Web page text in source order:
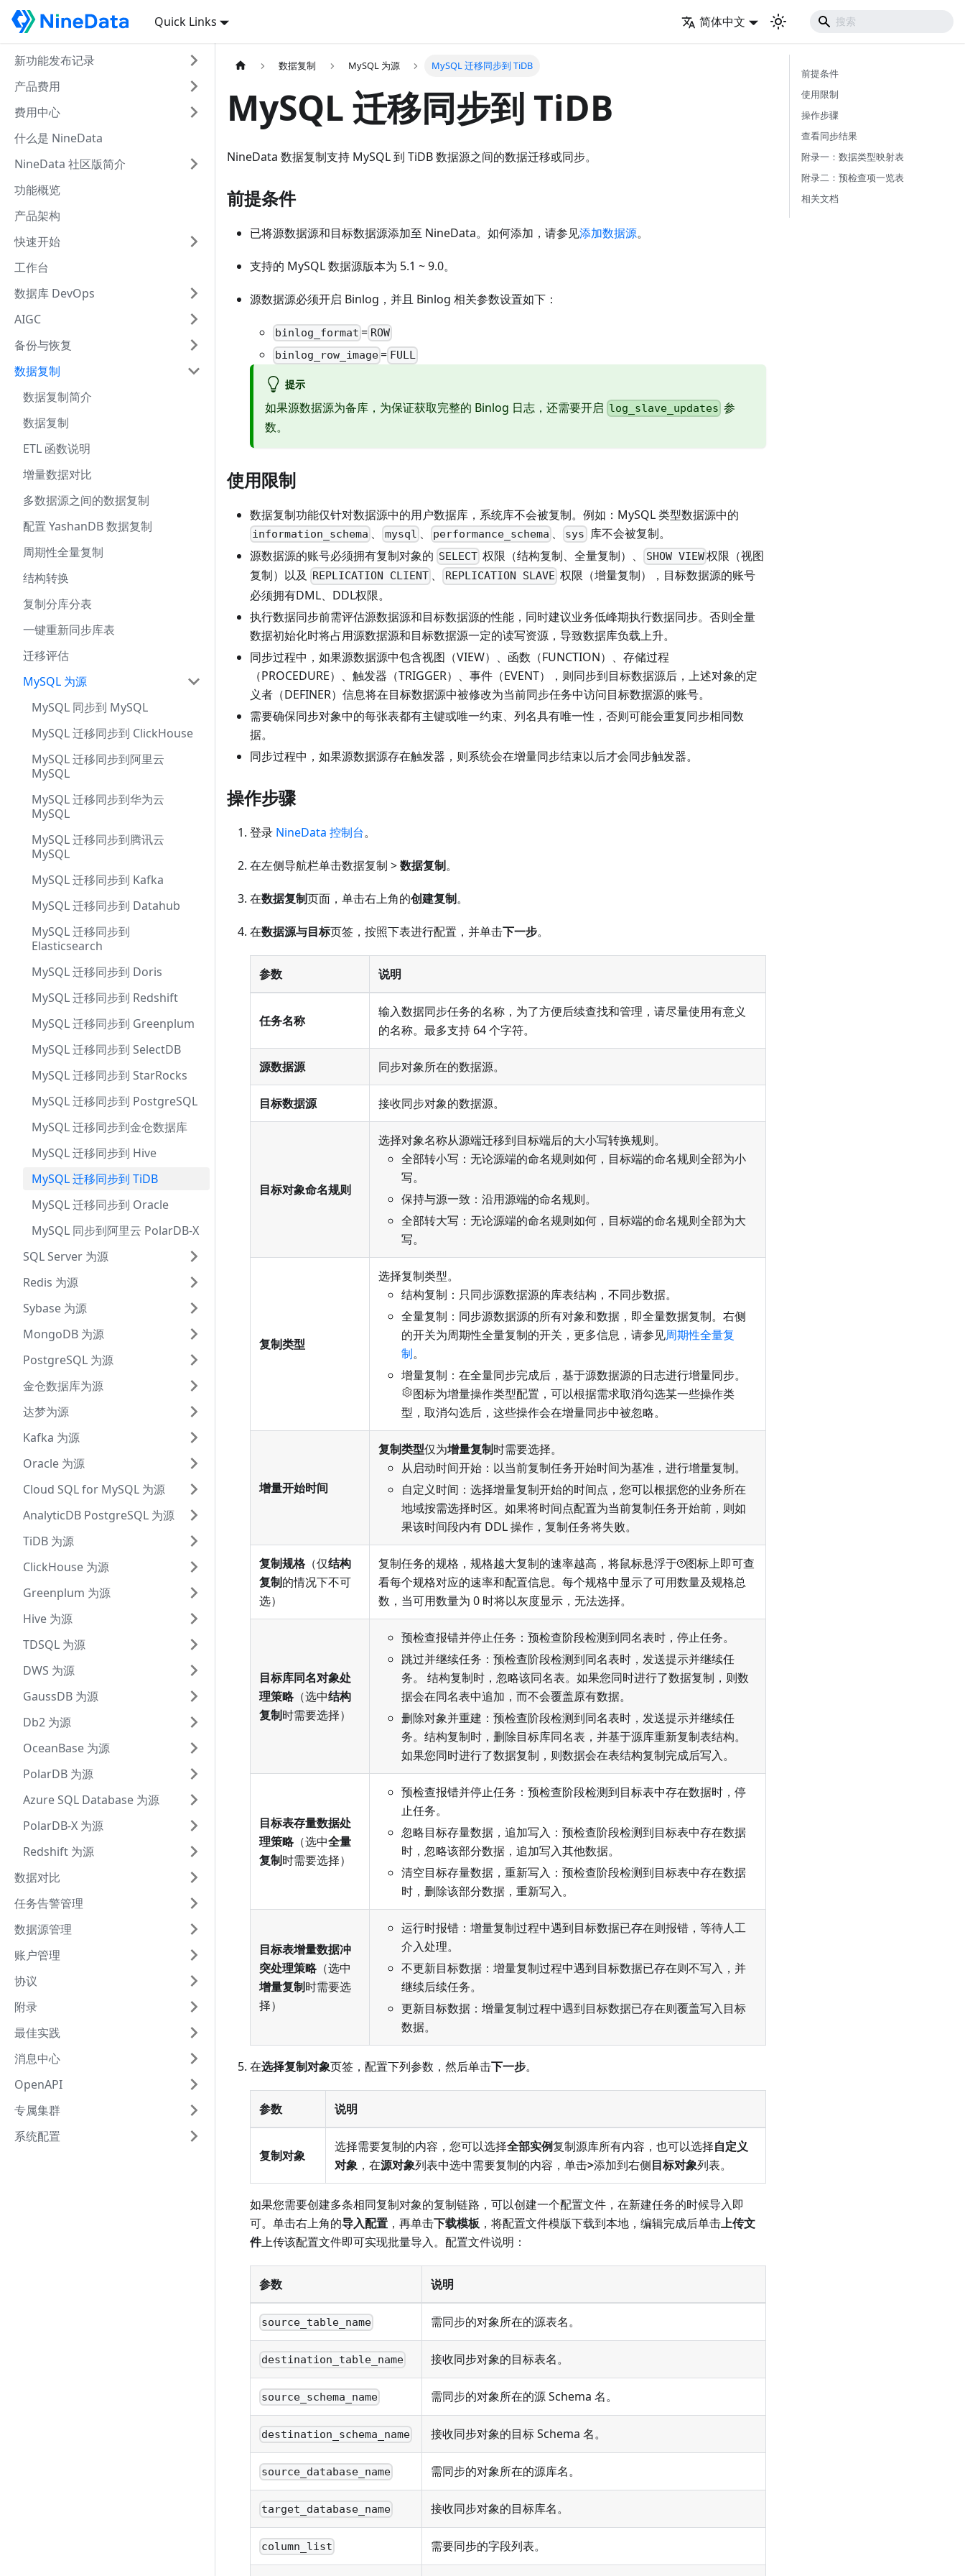
Quick Links 简体中文
新功能发布记录
产品费用
费用中心
什么是 NineData
NineData 社区版简介
功能概览
产品架构
快速开始
工作台
数据库 DevOps
AIGC
备份与恢复
数据复制
数据复制简介
数据复制
ETL 函数说明
增量数据对比
多数据源之间的数据复制
配置 YashanDB 数据复制
周期性全量复制
结构转换
复制分库分表
一键重新同步库表
迁移评估
MySQL 为源
MySQL 同步到 MySQL
MySQL 迁移同步到 ClickHouse
MySQL 迁移同步到阿里云
MySQL
MySQL 迁移同步到华为云
MySQL
MySQL 迁移同步到腾讯云
MySQL
MySQL 迁移同步到 Kafka
MySQL 迁移同步到 Datahub
MySQL 迁移同步到
Elasticsearch
MySQL 迁移同步到 Doris
MySQL 迁移同步到 Redshift
MySQL 迁移同步到 Greenplum
MySQL 迁移同步到 SelectDB
MySQL 迁移同步到 StarRocks
MySQL 迁移同步到 PostgreSQL
MySQL 迁移同步到金仓数据库
MySQL 迁移同步到 Hive
MySQL 迁移同步到 TiDB
MySQL 迁移同步到 Oracle
MySQL 同步到阿里云 PolarDB-X
SQL Server 为源
Redis 为源
Sybase 为源
MongoDB 为源
PostgreSQL 为源
金仓数据库为源
达梦为源
Kafka 为源
Oracle 为源
Cloud SQL for MySQL 为源
AnalyticDB PostgreSQL 为源
TiDB 为源
ClickHouse 为源
Greenplum 为源
Hive 为源
TDSQL 为源
DWS 为源
GaussDB 为源
Db2 为源
OceanBase 为源
PolarDB 为源
Azure SQL Database 为源
PolarDB-X 为源
Redshift 为源
数据对比
任务告警管理
数据源管理
账户管理
协议
附录
最佳实践
消息中心
OpenAPI
专属集群
系统配置
数据复制 MySQL 为源 MySQL 迁移同步到 TiDB
MySQL 迁移同步到 TiDB
NineData 数据复制支持 MySQL 到 TiDB 数据源之间的数据迁移或同步。
前提条件
已将源数据源和目标数据源添加至 NineData。如何添加，请参见添加数据源。
支持的 MySQL 数据源版本为 5.1 ~ 9.0。
源数据源必须开启 Binlog，并且 Binlog 相关参数设置如下：
binlog_format = ROW
binlog_row_image= FULL
提示
如果源数据源为备库，为保证获取完整的 Binlog 日志，还需要开启 log_slave_updates 参
数。
使用限制
数据复制功能仅针对数据源中的用户数据库，系统库不会被复制。例如：MySQL 类型数据源中的
information_schema 、 mysql 、 performance_schema 、 sys 库不会被复制。
源数据源的账号必须拥有复制对象的 SELECT 权限（结构复制、全量复制）、 SHOW VIEW权限（视图
复制）以及
REPLICATION CLIENT 、 REPLICATION SLAVE 权限（增量复制），目标数据源的账号
必须拥有DML、DDL权限。
执行数据同步前需评估源数据源和目标数据源的性能，同时建议业务低峰期执行数据同步。否则全量
数据初始化时将占用源数据源和目标数据源一定的读写资源，导致数据库负载上升。
同步过程中，如果源数据源中包含视图（VIEW）、函数（FUNCTION）、存储过程
（PROCEDURE）、触发器（TRIGGER）、事件（EVENT），则同步到目标数据源后，上述对象的定
义者（DEFINER）信息将在目标数据源中被修改为当前同步任务中访问目标数据源的账号。
需要确保同步对象中的每张表都有主键或唯一约束、列名具有唯一性，否则可能会重复同步相同数
据。
同步过程中，如果源数据源存在触发器，则系统会在增量同步结束以后才会同步触发器。
操作步骤
登录 NineData 控制台。
在左侧导航栏单击数据复制 >数据复制。
在数据复制页面，单击右上角的创建复制。
在数据源与目标页签，按照下表进行配置，并单击下一步。
参数 说明
任务名称
输入数据同步任务的名称，为了方便后续查找和管理，请尽量使用有意义
的名称。最多支持 64 个字符。
源数据源 同步对象所在的数据源。
目标数据源 接收同步对象的数据源。
目标对象命名规则
选择对象名称从源端迁移到目标端后的大小写转换规则。
全部转小写：无论源端的命名规则如何，目标端的命名规则全部为小
写。
保持与源一致：沿用源端的命名规则。
全部转大写：无论源端的命名规则如何，目标端的命名规则全部为大
写。
复制类型
选择复制类型。
结构复制：只同步源数据源的库表结构，不同步数据。
全量复制：同步源数据源的所有对象和数据，即全量数据复制。右侧
的开关为周期性全量复制的开关，更多信息，请参见周期性全量复
制。
增量复制：在全量同步完成后，基于源数据源的日志进行增量同步。
图标为增量操作类型配置，可以根据需求取消勾选某一些操作类
型，取消勾选后，这些操作会在增量同步中被忽略。
增量开始时间
复制类型仅为增量复制时需要选择。
从启动时间开始：以当前复制任务开始时间为基准，进行增量复制。
自定义时间：选择增量复制开始的时间点，您可以根据您的业务所在
地域按需选择时区。如果将时间点配置为当前复制任务开始前，则如
果该时间段内有 DDL 操作，复制任务将失败。
复制规格（仅结构
复制的情况下不可
选）
复制任务的规格，规格越大复制的速率越高，将鼠标悬浮于 图标上即可查
看每个规格对应的速率和配置信息。每个规格中显示了可用数量及规格总
数，当可用数量为 0 时将以灰度显示，无法选择。
目标库同名对象处
理策略（选中结构
复制时需要选择）
预检查报错并停止任务：预检查阶段检测到同名表时，停止任务。
跳过并继续任务：预检查阶段检测到同名表时，发送提示并继续任
务。 结构复制时，忽略该同名表。如果您同时进行了数据复制，则数
据会在同名表中追加，而不会覆盖原有数据。
删除对象并重建：预检查阶段检测到同名表时，发送提示并继续任
务。结构复制时，删除目标库同名表，并基于源库重新复制表结构。
如果您同时进行了数据复制，则数据会在表结构复制完成后写入。
目标表存量数据处
理策略（选中全量
复制时需要选择）
预检查报错并停止任务：预检查阶段检测到目标表中存在数据时，停
止任务。
忽略目标存量数据，追加写入：预检查阶段检测到目标表中存在数据
时，忽略该部分数据，追加写入其他数据。
清空目标存量数据，重新写入：预检查阶段检测到目标表中存在数据
时，删除该部分数据，重新写入。
目标表增量数据冲
突处理策略（选中
增量复制时需要选
择）
运行时报错：增量复制过程中遇到目标数据已存在则报错，等待人工
介入处理。
不更新目标数据：增量复制过程中遇到目标数据已存在则不写入，并
继续后续任务。
更新目标数据：增量复制过程中遇到目标数据已存在则覆盖写入目标
数据。
在选择复制对象页签，配置下列参数，然后单击下一步。
参数 说明
复制对象
选择需要复制的内容，您可以选择全部实例复制源库所有内容，也可以选择自定义
对象 ，在源对象列表中选中需要复制的内容，单击>添加到右侧目标对象列表。
如果您需要创建多条相同复制对象的复制链路，可以创建一个配置文件，在新建任务的时候导入即
可。单击右上角的导入配置 ，再单击下载模板 ，将配置文件模版下载到本地，编辑完成后单击上传文
件上传该配置文件即可实现批量导入。配置文件说明：
参数 说明
source_table_name 需同步的对象所在的源表名。
destination_table_name 接收同步对象的目标表名。
source_schema_name 需同步的对象所在的源 Schema 名。
destination_schema_name 接收同步对象的目标 Schema 名。
source_database_name 需同步的对象所在的源库名。
target_database_name 接收同步对象的目标库名。
column_list 需要同步的字段列表。
前提条件
使用限制
操作步骤
查看同步结果
附录一：数据类型映射表
附录二：预检查项一览表
相关文档